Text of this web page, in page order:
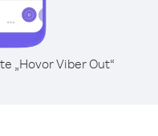
„Hovor Viber Out“